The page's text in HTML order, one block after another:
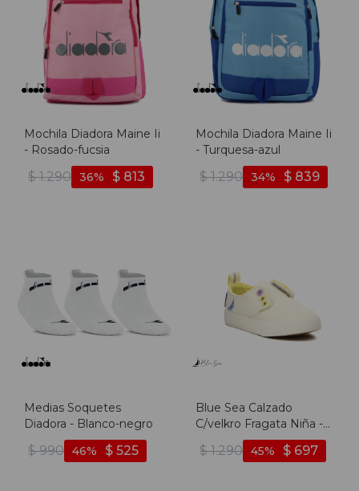
Mochila Diadora Maine Ii
- Rosado-fucsia
$ 1.290 $ 813
36
Mochila Diadora Maine Ii
- Turquesa-azul
$ 1.290 $ 839
34
Medias Soquetes
Diadora - Blanco-negro
$ 990 $ 525
46
Blue Sea Calzado
C/velkro Fragata Niña -
blanco - Blanco
$ 1.290 $ 697
45